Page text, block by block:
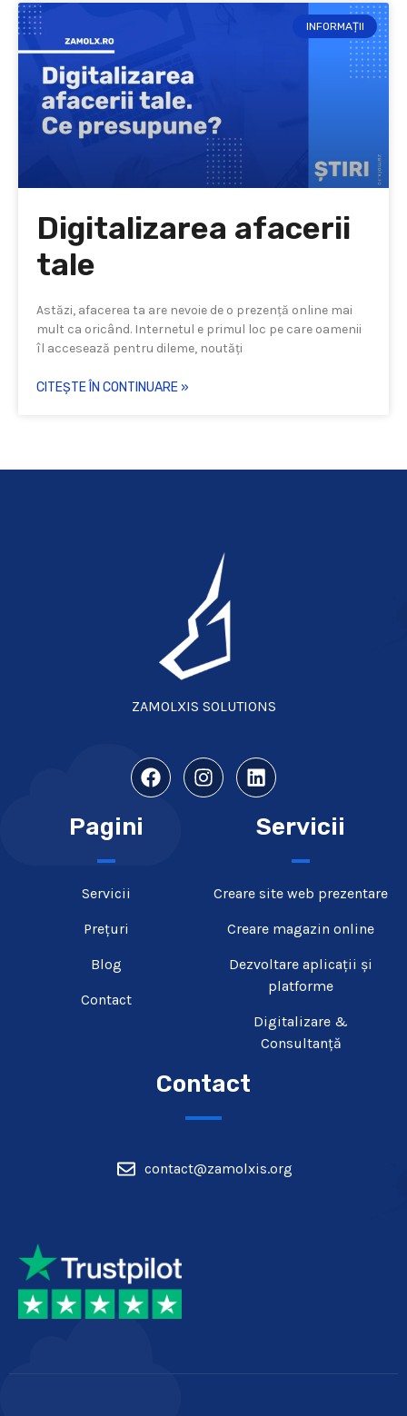
INFORMAȚII
Digitalizarea afacerii
tale
Astăzi, afacerea ta are nevoie de o prezență online mai
mult ca oricând. Internetul e primul loc pe care oamenii
îl accesează pentru dileme, noutăți
CITEȘTE ÎN CONTINUARE »
ZAMOLXIS SOLUTIONS
Pagini
Servicii
Prețuri
Blog
Contact
Servicii
Creare site web prezentare​
Creare magazin online
Dezvoltare aplicații și
platforme
Digitalizare &
Consultanță
Contact
contact@zamolxis.org